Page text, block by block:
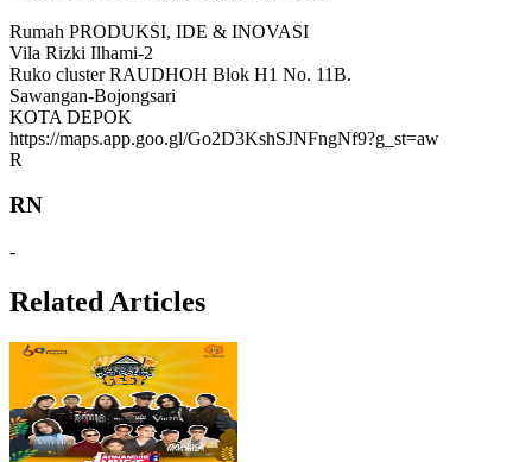
Rumah PRODUKSI, IDE & INOVASI
Vila Rizki Ilhami-2
Ruko cluster RAUDHOH Blok H1 No. 11B.
Sawangan-Bojongsari
KOTA DEPOK
https://maps.app.goo.gl/Go2D3KshSJNFngNf9?g_st=aw
R
RN
-
Related Articles